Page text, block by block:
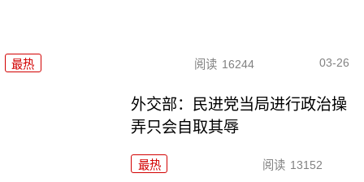
最热 阅读 16244 03-26
外交部：民进党当局进行政治操
弄只会自取其辱
最热 阅读 13152